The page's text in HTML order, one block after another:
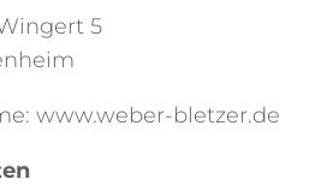
5
www.weber-bletzer.de